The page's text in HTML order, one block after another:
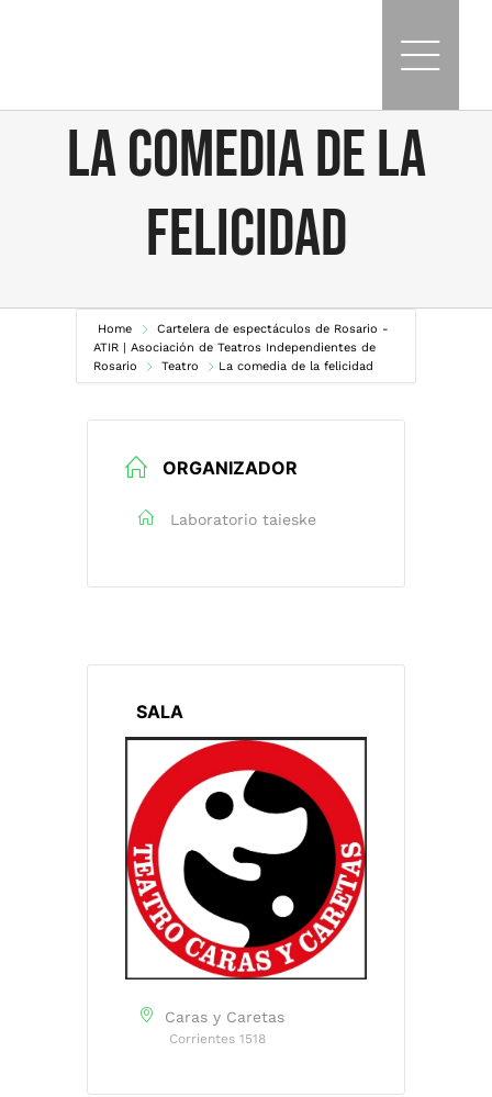
La comedia de la
felicidad
Home
Cartelera de espectáculos de Rosario -
ATIR | Asociación de Teatros Independientes de
Rosario
Teatro La comedia de la felicidad
ORGANIZADOR
Laboratorio taieske
SALA
Caras y Caretas
Corrientes 1518